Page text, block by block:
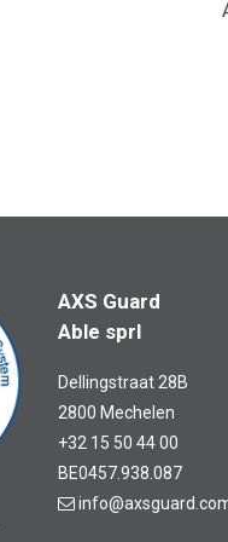
AXS Guard
Able sprl
Dellingstraat 28B
2800 Mechelen
+32 15 50 44 00
BE0457.938.087